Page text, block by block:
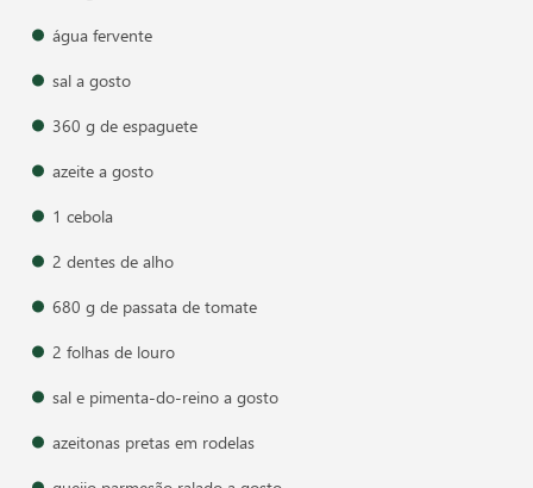
água fervente
sal a gosto
360 g de espaguete
azeite a gosto
1 cebola
2 dentes de alho
680 g de passata de tomate
2 folhas de louro
sal e pimenta-do-reino a gosto
azeitonas pretas em rodelas